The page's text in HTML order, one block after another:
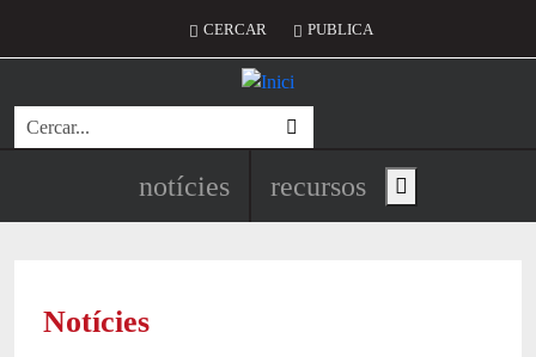
Menú del compte d'usuari
CERCAR PUBLICA
Cerca
Navegació principal de
notícies recursos Show main menu
Notícies